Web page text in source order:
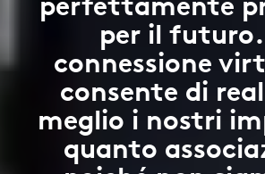
per il
connessione
consente di
meglio i nostri
quanto